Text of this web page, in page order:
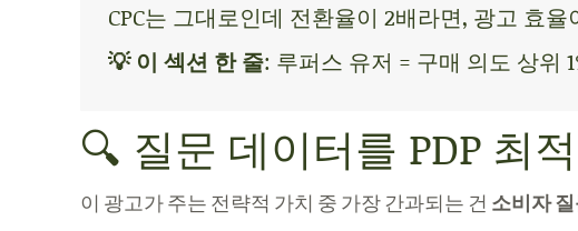
CPC는 그대로인데 전환율이 2배라면, 광고 효
💡 이 섹션 한 줄: 루퍼스 유저 = 구매 의도 상위
🔍 질문 데이터를 PDP 최
이 광고가 주는 전략적 가치 중 가장 간과되는 건 소비자